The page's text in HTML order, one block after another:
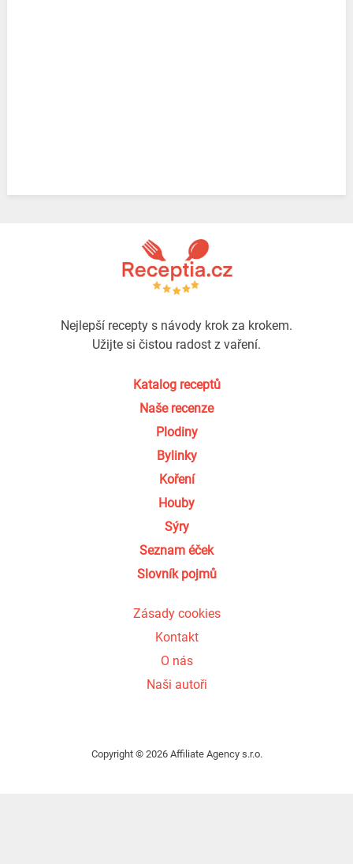
Nejlepší recepty s návody krok za krokem.
Užijte si čistou radost z vaření.
Katalog receptů
Naše recenze
Plodiny
Bylinky
Koření
Houby
Sýry
Seznam éček
Slovník pojmů
Zásady cookies
Kontakt
O nás
Naši autoři
Copyright © 2026 Affiliate Agency s.r.o.